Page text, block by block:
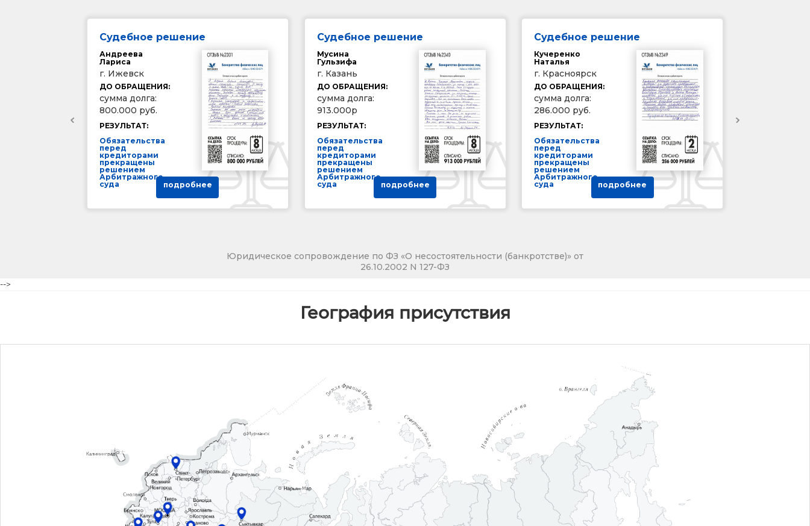
Судебное решение
Андреева
Лариса
г. Ижевск
ДО ОБРАЩЕНИЯ:
сумма долга:
800.000 руб.
РЕЗУЛЬТАТ:
Обязательства
перед
кредиторами
прекращены
решением
Арбитражного
суда
подробнее
Судебное решение
Мусина
Гульзифа
г. Казань
ДО ОБРАЩЕНИЯ:
сумма долга:
913.000р
РЕЗУЛЬТАТ:
Обязательства
перед
кредиторами
прекращены
решением
Арбитражного
суда
подробнее
Судебное решение
Кучеренко
Наталья
г. Красноярск
ДО ОБРАЩЕНИЯ:
сумма долга:
286.000 руб.
РЕЗУЛЬТАТ:
Обязательства
перед
кредиторами
прекращены
решением
Арбитражного
суда
подробнее
Юридическое сопровождение по ФЗ «О несостоятельности (банкротстве)» от
26.10.2002 N 127-ФЗ
-->
География присутствия